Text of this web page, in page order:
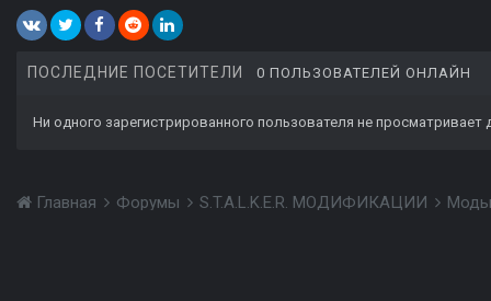
ПОСЛЕДНИЕ ПОСЕТИТЕЛИ 0 ПОЛЬЗОВАТЕЛЕЙ ОНЛАЙН
Ни одного зарегистрированного пользователя не просматривает
Главная Форумы S.T.A.L.K.E.R. МОДИФИКАЦИИ